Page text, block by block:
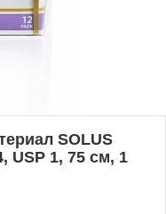
SOLUS
USP 1, 75 см, 1